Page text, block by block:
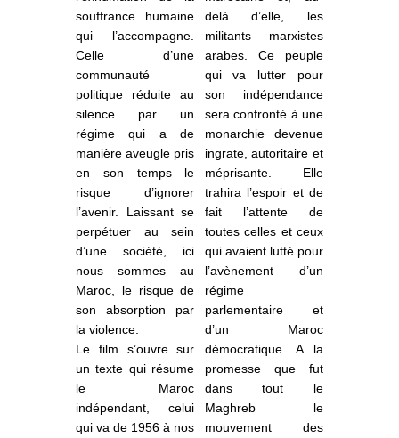
souffrance humaine
qui l’accompagne.
Celle d’une
communauté
politique réduite au
silence par un
régime qui a de
manière aveugle pris
en son temps le
risque d’ignorer
l’avenir. Laissant se
perpétuer au sein
d’une société, ici
nous sommes au
Maroc, le risque de
son absorption par
la violence.
Le film s’ouvre sur
un texte qui résume
le Maroc
indépendant, celui
qui va de 1956 à nos
delà d’elle, les
militants marxistes
arabes. Ce peuple
qui va lutter pour
son indépendance
sera confronté à une
monarchie devenue
ingrate, autoritaire et
méprisante. Elle
trahira l’espoir et de
fait l’attente de
toutes celles et ceux
qui avaient lutté pour
l’avènement d’un
régime
parlementaire et
d’un Maroc
démocratique. A la
promesse que fut
dans tout le
Maghreb le
mouvement des